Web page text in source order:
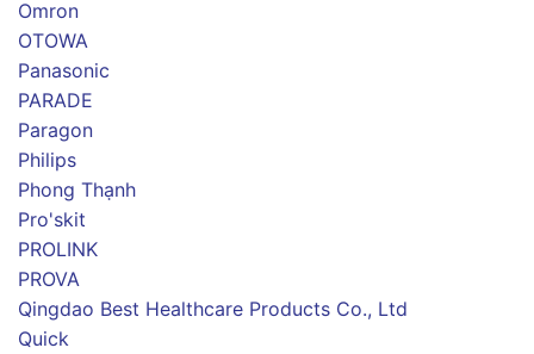
Omron
OTOWA
Panasonic
PARADE
Paragon
Philips
Phong Thạnh
Pro'skit
PROLINK
PROVA
Qingdao Best Healthcare Products Co., Ltd
Quick